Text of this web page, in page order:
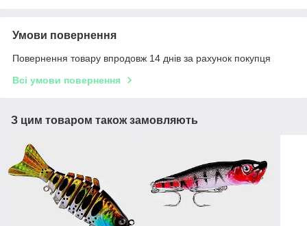
Умови повернення
Повернення товару впродовж 14 днів за рахунок покупця
Всі умови повернення
З цим товаром також замовляють